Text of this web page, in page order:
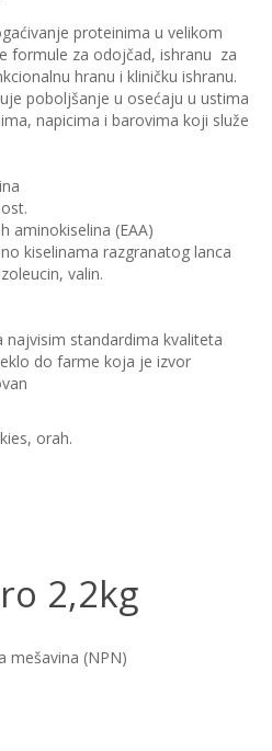
proteinima u velikom
formule za odojčad, ishranu za
hranu i kliničku ishranu.
poboljšanje u osećaju u ustima
napicima i barovima koji služe
aminokiselina (EAA)
kiselinama razgranatog lanca
valin.
najvisim standardima kvaliteta
do farme koja je izvor
orah.
2,2kg
mešavina (NPN)